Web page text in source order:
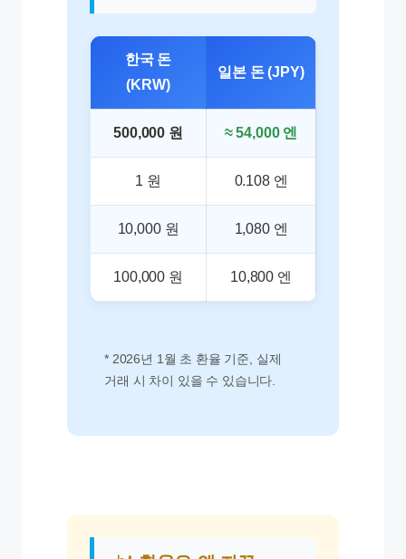
한국 돈
(KRW)
일본 돈 (JPY)
500,000 원 ≈ 54,000 엔
1 원 0.108 엔
10,000 원 1,080 엔
100,000 원 10,800 엔
* 2026년 1월 초 환율 기준, 실제
거래 시 차이 있을 수 있습니다.